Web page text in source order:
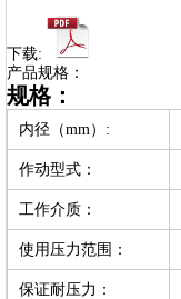
下载:
产品规格：
规格：
内径（mm）:
作动型式：
工作介质：
使用压力范围：
保证耐压力：